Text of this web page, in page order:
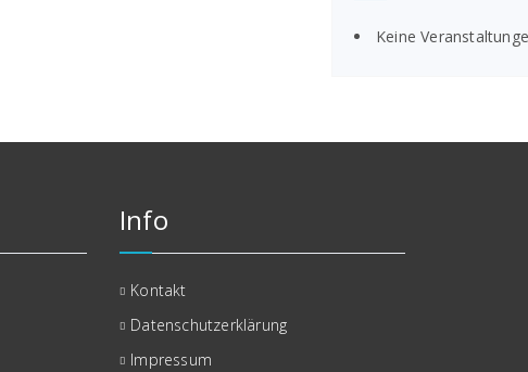
Keine
Info
Kontakt
Datenschutzerklärung
Impressum